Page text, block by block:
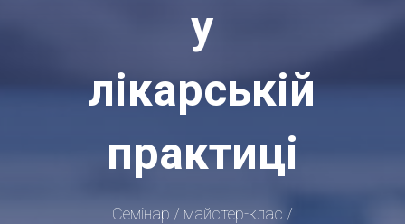
у
лікарській
практиці
Семінар / майстер-клас /